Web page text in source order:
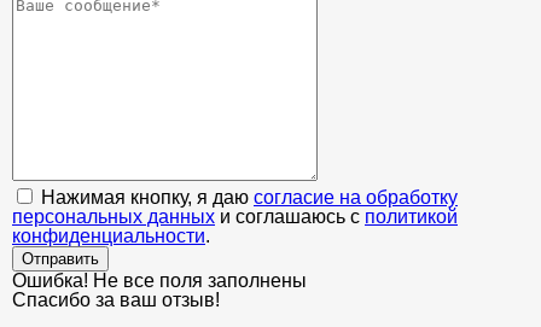
Нажимая кнопку, я даю согласие на обработку
персональных данных и соглашаюсь с политикой
конфиденциальности.
Отправить
Ошибка! Не все поля заполнены
Спасибо за ваш отзыв!